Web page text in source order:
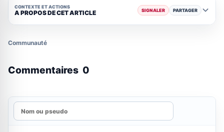
CONTEXTE ET ACTIONS
A PROPOS DE CET ARTICLE SIGNALER PARTAGER
Communauté
Commentaires 0